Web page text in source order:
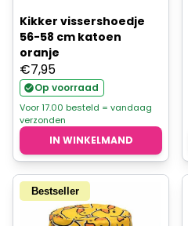
Kikker vissershoedje
56-58 cm katoen
oranje
€7,95
Op voorraad
Voor 17.00 besteld = vandaag
verzonden
IN WINKELMAND
Bestseller